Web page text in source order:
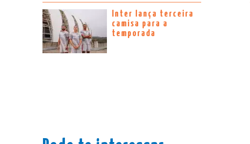
Inter lança terceira
camisa para a
temporada